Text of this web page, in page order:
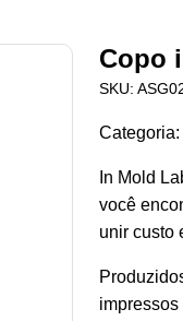
Copo
SKU:
Categoria:
In Mold
você
unir custo